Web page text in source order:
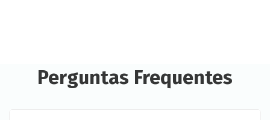
Perguntas Frequentes